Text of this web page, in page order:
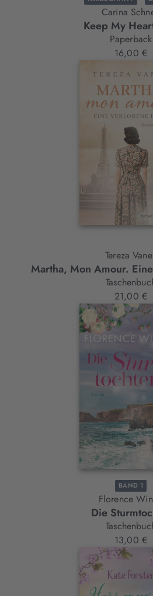
Carina
Keep My
Paperback
16,00 €
Tereza
Martha, Mon Amour.
21,00 €
BAND 1
Florence
Die
13,00 €